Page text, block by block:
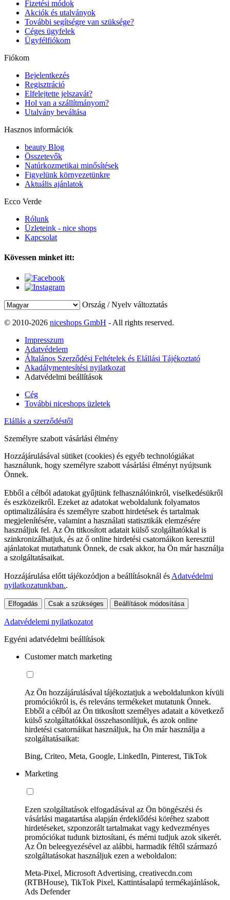
Fizetési módok
Akciók és utalványok
További segítségre van szüksége?
Céges ügyfelek
Ügyfélfiókom
Fiókom
Bejelentkezés
Regisztráció
Elfelejtette jelszavát?
Hol van a szállítmányom?
Utalvány beváltása
Hasznos információk
beauty Blog
Összetevők
Natúrkozmetikai minősítések
Figyelünk környezetünkre
Aktuális ajánlatok
Ecco Verde
Rólunk
Üzleteink - nice shops
Kapcsolat
Kövessen minket itt:
Ország / Nyelv változtatás
© 2010-2026 niceshops GmbH - All rights reserved.
Impresszum
Adatvédelem
Általános Szerződési Feltételek és Elállási Tájékoztató
Akadálymentesítési nyilatkozat
Adatvédelmi beállítások
Cég
További niceshops üzletek
Elállás a szerződéstől
Személyre szabott vásárlási élmény
Hozzájárulásával sütiket (cookies) és egyéb technológiákat
használunk, hogy személyre szabott vásárlási élményt nyújtsunk
Önnek.
Ebből a célból adatokat gyűjtünk felhasználóinkról, viselkedésükről
és eszközeikről. Ezeket az adatokat weboldalunk folyamatos
optimalizálására és személyre szabott hirdetések és tartalmak
megjelenítésére, valamint a használati statisztikák elemzésére
használjuk fel. Az Ön titkosított adatait külső szolgáltatókkal is
szinkronizálhatjuk, és az ő online hirdetési csatornáikon keresztül
ajánlatokat mutathatunk Önnek, de csak akkor, ha Ön már használja
a szolgáltatásaikat.
Hozzájárulása előtt tájékozódjon a beállításoknál és Adatvédelmi
nyilatkozatunkban..
Elfogadás Csak a szükséges Beállítások módosítása
Adatvédelemi nyilatkozatot
Egyéni adatvédelmi beállítások
Customer match marketing
Az Ön hozzájárulásával tájékoztatjuk a weboldalunkon kívüli
promóciókról is, és releváns termékeket mutatunk Önnek.
Ebből a célból az Ön titkosított személyes adatait a következő
külső szolgáltatókkal összehasonlítjuk, és azok online
hirdetési csatornáikat használjuk, ha Ön már használja a
szolgáltatásaikat:
Bing, Criteo, Meta, Google, LinkedIn, Pinterest, TikTok
Marketing
Ezen szolgáltatások elfogadásával az Ön böngészési és
vásárlási magatartása alapján érdeklődési köréhez szabott
hirdetéseket, szponzorált tartalmakat vagy kedvezményes
promóciókat tudunk biztosítani, és mérni tudjuk azok sikerét.
Az Ön beleegyezésével az alábbi, harmadik féltől származó
szolgáltatásokat használjuk ezen a weboldalon:
Meta-Pixel, Microsoft Advertising, creativecdn.com
(RTBHouse), TikTok Pixel, Kattintásalapú termékajánlások,
Ads Defender